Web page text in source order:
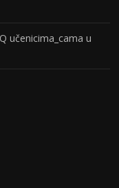
učenicima_cama u